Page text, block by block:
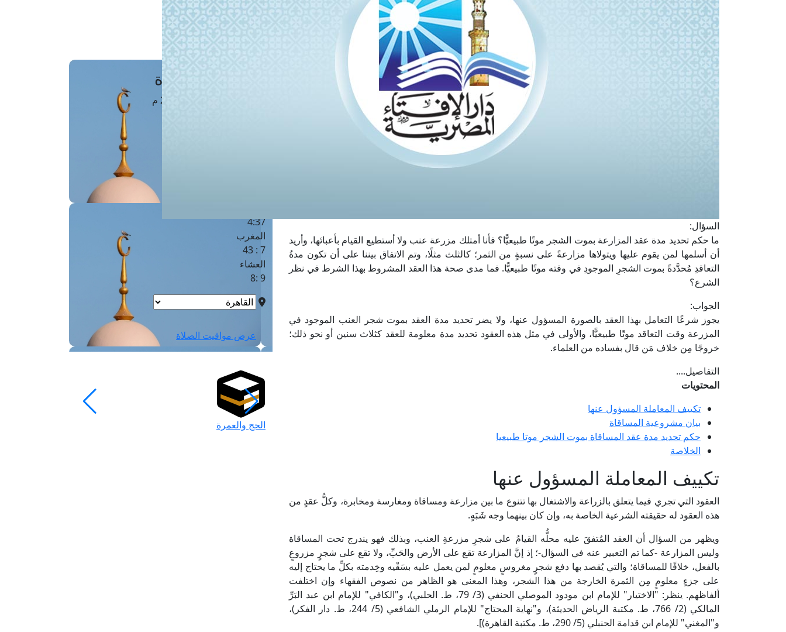
السؤال:
ما حكم تحديد مدة عقد المزارعة بموت الشجر موتًا طبيعيًّا؟ فأنا أمتلك مزرعة عنب ولا أستطيع القيام بأعبائها، وأريد
أن أسلمها لمن يقوم عليها ويتولاها مزارعةً على نسبةٍ من الثمر؛ كالثلث مثلًا، وتم الاتفاق بيننا على أن تكون مدةُ
التعاقدِ مُحدَّدةً بموت الشجرِ الموجودِ في وقته موتًا طبيعيًّا. فما مدى صحة هذا العقد المشروط بهذا الشرط في نظر
الشرع؟
الجواب:
يجوز شرعًا التعامل بهذا العقد بالصورة المسؤول عنها، ولا يضر تحديد مدة العقد بموت شجر العنب الموجود في
المزرعة وقت التعاقد موتًا طبيعيًّا، والأولى في مثل هذه العقود تحديد مدة معلومة للعقد كثلاث سنين أو نحو ذلك؛
خروجًا مِن خلاف مَن قال بفساده من العلماء.
التفاصيل....
المحتويات
تكييف المعاملة المسؤول عنها
بيان مشروعية المساقاة
حكم تحديد مدة عقد المساقاة بموت الشجر موتا طبيعيا
الخلاصة
تكييف المعاملة المسؤول عنها
العقود التي تجري فيما يتعلق بالزراعة والاشتغال بها تتنوع ما بين مزارعة ومساقاة ومغارسة ومخابرة، وكلُّ عقدٍ من
هذه العقود له حقيقته الشرعية الخاصة به، وإن كان بينهما وجه شَبَهٍ.
ويظهر من السؤال أن العقد المُتفقَ عليه محلُّه القيامُ على شجرِ مزرعةِ العنب، وبذلك فهو يندرج تحت المساقاة
وليس المزارعة -كما تم التعبير عنه في السؤال-؛ إذ إنَّ المزارعة تقع على الأرض والحَبِّ، ولا تقع على شجرٍ مزروعٍ
بالفعل، خلافًا للمساقاة؛ والتي يُقصد بها دفع شجرٍ مغروسٍ معلومٍ لمن يعمل عليه بسَقْيه وخِدمته بكلِّ ما يحتاج إليه
على جزءٍ معلومٍ مِن الثمرة الخارجة من هذا الشجر، وهذا المعنى هو الظاهر من نصوص الفقهاء وإن اختلفت
ألفاظهم. ينظر: "الاختيار" للإمام ابن مودود الموصلي الحنفي (3/ 79، ط. الحلبي)، و"الكافي" للإمام ابن عبد البَرِّ
المالكي (2/ 766، ط. مكتبة الرياض الحديثة)، و"نهاية المحتاج" للإمام الرملي الشافعي (5/ 244، ط. دار الفكر)،
و"المغني" للإمام ابن قدامة الحنبلي (5/ 290، ط. مكتبة القاهرة)].
الفتوى الهاتفية
مَواقِيتُ الصَّـــلاة
4:37
المغرب
7 : 43
العشاء
9 :8
عرض مواقيت الصلاة
الحج والعمرة